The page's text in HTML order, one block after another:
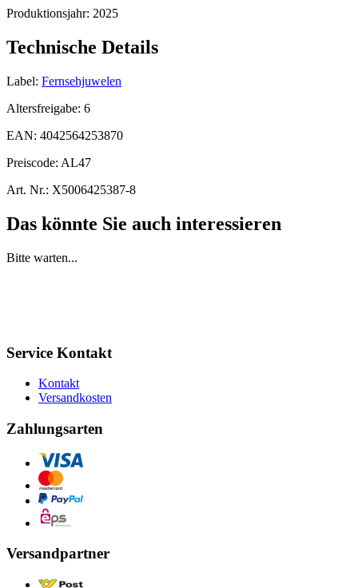
Produktionsjahr: 2025
Technische Details
Label: Fernsehjuwelen
Altersfreigabe: 6
EAN: 4042564253870
Preiscode: AL47
Art. Nr.: X5006425387-8
Das könnte Sie auch interessieren
Bitte warten...
Service Kontakt
Kontakt
Versandkosten
Zahlungsarten
Versandpartner